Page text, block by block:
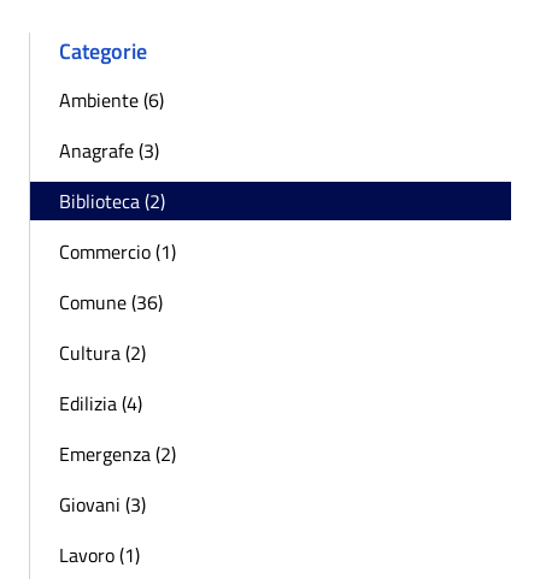
Categorie
Ambiente (6)
Anagrafe (3)
Biblioteca (2)
Commercio (1)
Comune (36)
Cultura (2)
Edilizia (4)
Emergenza (2)
Giovani (3)
Lavoro (1)